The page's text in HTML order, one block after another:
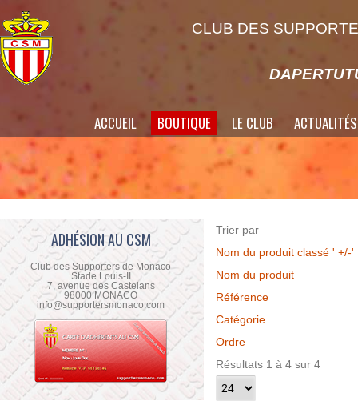
CLUB DES
ACCUEIL BOUTIQUE LE CLUB ACTUALITÉS
ADHÉSION AU CSM
Club des Supporters de Monaco
Stade Louis-II
7, avenue des Castelans
98000 MONACO
info@supportersmonaco.com
Trier par
Nom du produit classé ' +/-'
Nom du produit
Référence
Catégorie
Ordre
Résultats 1 à 4 sur 4